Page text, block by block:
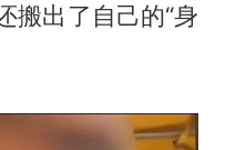
搬出了自己的“身